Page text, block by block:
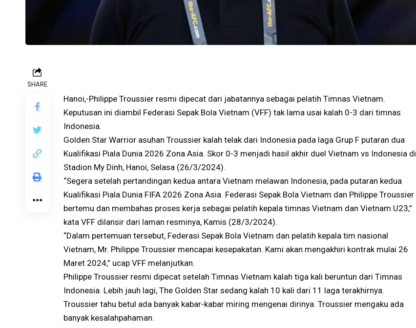
SHARE
Hanoi,-Philippe Troussier resmi dipecat dari jabatannya sebagai pelatih Timnas Vietnam.
Keputusan ini diambil Federasi Sepak Bola Vietnam (VFF) tak lama usai kalah 0-3 dari timnas
Indonesia.
Golden Star Warrior asuhan Troussier kalah telak dari Indonesia pada laga Grup F putaran dua
Kualifikasi Piala Dunia 2026 Zona Asia. Skor 0-3 menjadi hasil akhir duel Vietnam vs Indonesia di
Stadion My Dinh, Hanoi, Selasa (26/3/2024).
“Segera setelah pertandingan kedua antara Vietnam melawan Indonesia, pada putaran kedua
Kualifikasi Piala Dunia FIFA 2026 Zona Asia. Federasi Sepak Bola Vietnam dan Philippe Troussier
bertemu dan membahas proses kerja sebagai pelatih kepala timnas Vietnam dan Vietnam U23,”
kata VFF dilansir dari laman resminya, Kamis (28/3/2024).
“Dalam pertemuan tersebut, Federasi Sepak Bola Vietnam dan pelatih kepala tim nasional
Vietnam, Mr. Philippe Troussier mencapai kesepakatan. Kami akan mengakhiri kontrak mulai 26
Maret 2024,” ucap VFF melanjutkan.
Philippe Troussier resmi dipecat setelah Timnas Vietnam kalah tiga kali beruntun dari Timnas
Indonesia. Lebih jauh lagi, The Golden Star sedang kalah 10 kali dari 11 laga terakhirnya.
Troussier tahu betul ada banyak kabar-kabar miring mengenai dirinya. Troussier mengaku ada
banyak kesalahpahaman.